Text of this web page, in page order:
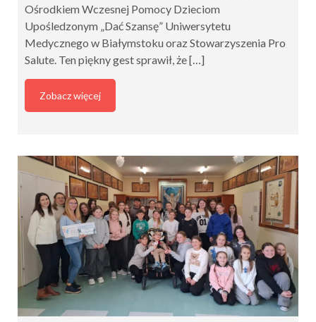
Ośrodkiem Wczesnej Pomocy Dzieciom
Upośledzonym „Dać Szansę” Uniwersytetu
Medycznego w Białymstoku oraz Stowarzyszenia Pro
Salute. Ten piękny gest sprawił, że […]
Zobacz więcej